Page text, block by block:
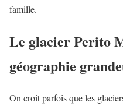
famille.
Le glacier Perito
géographie
On croit parfois que les